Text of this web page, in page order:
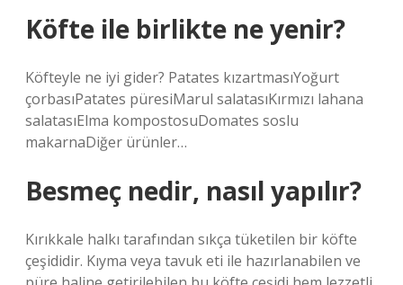
Köfte ile birlikte ne yenir?
Köfteyle ne iyi gider? Patates kızartmasıYoğurt
çorbasıPatates püresiMarul salatasıKırmızı lahana
salatasıElma kompostosuDomates soslu
makarnaDiğer ürünler…
Besmeç nedir, nasıl yapılır?
Kırıkkale halkı tarafından sıkça tüketilen bir köfte
çeşididir. Kıyma veya tavuk eti ile hazırlanabilen ve